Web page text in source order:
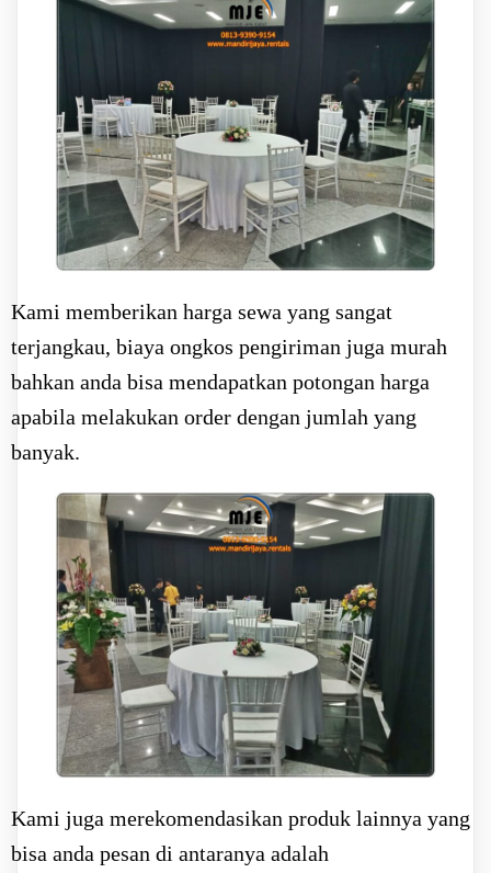
Kami memberikan harga sewa yang sangat
terjangkau, biaya ongkos pengiriman juga murah
bahkan anda bisa mendapatkan potongan harga
apabila melakukan order dengan jumlah yang
banyak.
Kami juga merekomendasikan produk lainnya yang
bisa anda pesan di antaranya adalah